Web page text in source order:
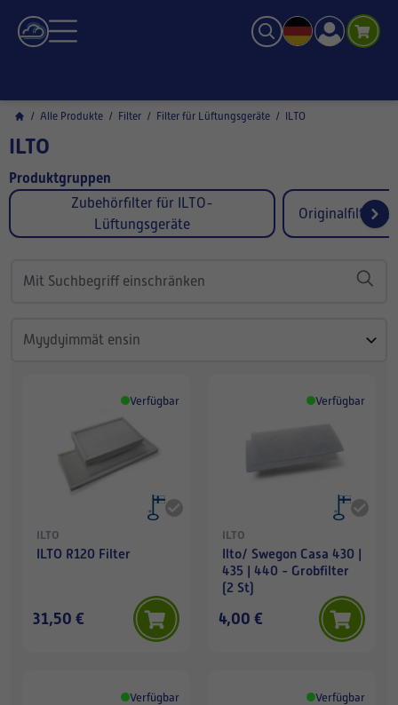
/ Alle Produkte / Filter / Filter für Lüftungsgeräte / ILTO
ILTO
Produktgruppen
Zubehörfilter für ILTO-
Lüftungsgeräte
Originalfilter
Verfügbar
ILTO
ILTO R120 Filter
31,50 €
Verfügbar
ILTO
Ilto/ Swegon Casa 430 |
435 | 440 - Grobfilter
(2 St)
4,00 €
Verfügbar Verfügbar